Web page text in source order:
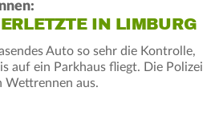
IN LIMBURG
Auto so sehr die Kontrolle,
auf ein Parkhaus fliegt. Die Polizei
Wettrennen aus.